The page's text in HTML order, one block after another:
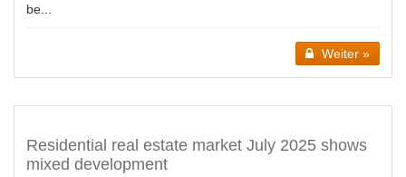
be...
Weiter »
Residential real estate market July 2025 shows
mixed development